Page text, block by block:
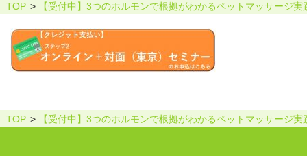
TOP 【受付中】3つのホルモンで根拠がわかるペットマッサージ実
TOP 【受付中】3つのホルモンで根拠がわかるペットマッサージ実